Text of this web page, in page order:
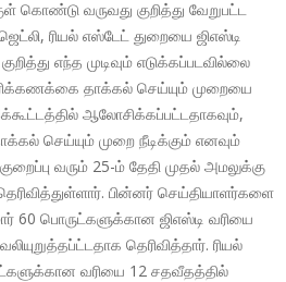
கொண்டு வருவது குறித்து வேறுபட்ட
ரியல் எஸ்டேட் துறையை ஜிஎஸ்டி
எந்த முடிவும் எடுக்கப்படவில்லை
தாக்கல் செய்யும் முறையை
ஆலோசிக்கப்பட்டதாகவும்,
செய்யும் முறை நீடிக்கும் எனவும்
குறைப்பு வரும் 25-ம் தேதி முதல் அமலுக்கு
பின்னர் செய்தியாளர்களை
60 பொருட்களுக்கான ஜிஎஸ்டி வரியை
தெரிவித்தார். ரியல்
வரியை 12 சதவீதத்தில்